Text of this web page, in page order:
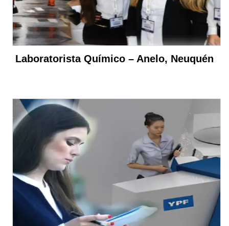
Laboratorista Químico – Anelo, Neuquén